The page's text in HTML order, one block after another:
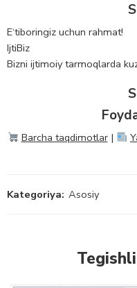
E‘tiboringiz uchun rahmat!
IjtiBiz
Bizni ijtimoiy tarmoqlarda
Barcha taqdimotlar|
Kategoriya: Asosiy